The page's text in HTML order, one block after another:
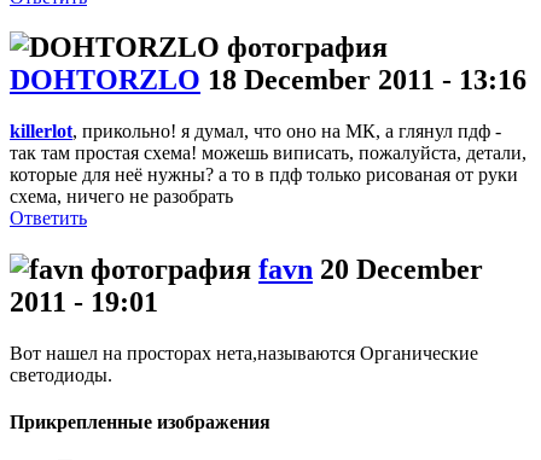
DOHTORZLO 18 December 2011 - 13:16
killerlot, прикольно! я думал, что оно на МК, а глянул пдф -
так там простая схема! можешь виписать, пожалуйста, детали,
которые для неё нужны? а то в пдф только рисованая от руки
схема, ничего не разобрать
Ответить
favn 20 December
2011 - 19:01
Вот нашел на просторах нета,называются Органические
светодиоды.
Прикрепленные изображения